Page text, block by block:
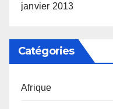
janvier 2013
Catégories
Afrique